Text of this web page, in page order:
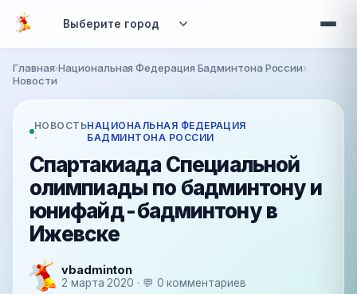
Перейти к основному содержанию
Вы здесь
Главная›Национальная Федерация Бадминтона России›
Новости
НОВОСТЬ
·
НАЦИОНАЛЬНАЯ ФЕДЕРАЦИЯ
БАДМИНТОНА РОССИИ
Спартакиада Специальной
олимпиады по бадминтону и
юнифайд-бадминтону в
Ижевске
vbadminton
2 марта 2020 · 💬 0 комментариев